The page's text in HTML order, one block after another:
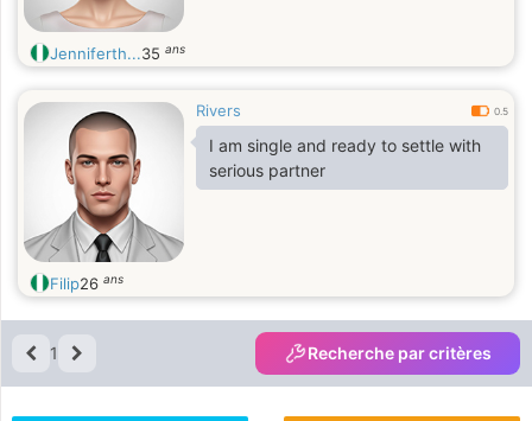
Jenniferth...35 ans
Rivers 0.5
I am single and ready to settle with
serious partner
Filip26 ans
1 Recherche par critères